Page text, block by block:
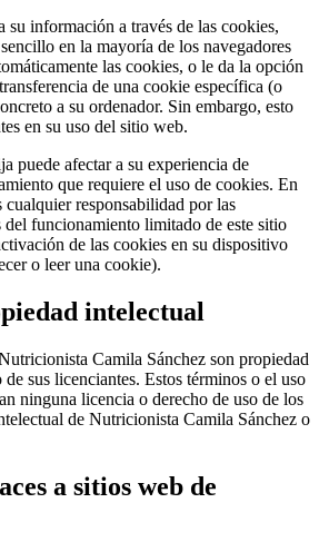
su información a través de las cookies,
en la mayoría de los navegadores
las cookies, o le da la opción
de una cookie específica (o
a su ordenador. Sin embargo, esto
en su uso del sitio web.
puede afectar a su experiencia de
que requiere el uso de cookies. En
cualquier responsabilidad por las
del funcionamiento limitado de este sitio
de las cookies en su dispositivo
o leer una cookie).
intelectual
Camila Sánchez son propiedad
sus licenciantes. Estos términos o el uso
ninguna licencia o derecho de uso de los
de Nutricionista Camila Sánchez o
a sitios web de